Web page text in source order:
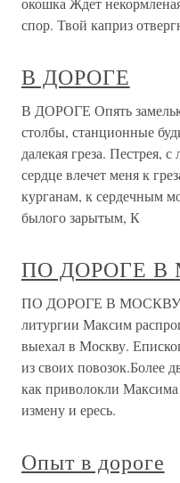
спор. Твой каприз
В ДОРОГЕ
В ДОРОГЕ Опять
столбы, станционные
далекая греза. Пестрея,
сердце влечет меня к
курганам, к сердечным
былого зарытым, К
ПО ДОРОГЕ В
ПО ДОРОГЕ В МОСКВУ
литургии Максим
выехал в Москву.
из своих повозок.Более
как приволокли
измену и ересь.
Опыт в дороге